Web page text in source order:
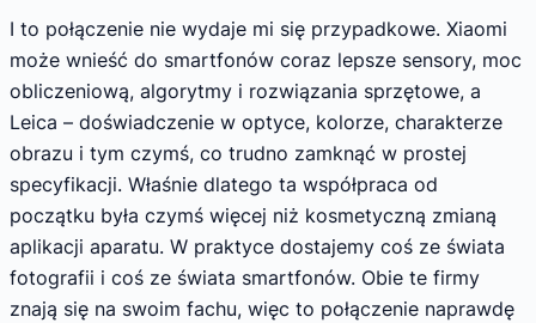
I to połączenie nie wydaje mi się przypadkowe. Xiaomi
może wnieść do smartfonów coraz lepsze sensory, moc
obliczeniową, algorytmy i rozwiązania sprzętowe, a
Leica – doświadczenie w optyce, kolorze, charakterze
obrazu i tym czymś, co trudno zamknąć w prostej
specyfikacji. Właśnie dlatego ta współpraca od
początku była czymś więcej niż kosmetyczną zmianą
aplikacji aparatu. W praktyce dostajemy coś ze świata
fotografii i coś ze świata smartfonów. Obie te firmy
znają się na swoim fachu, więc to połączenie naprawdę